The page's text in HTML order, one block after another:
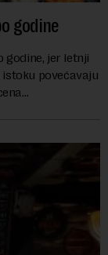
godine
godine, jer letnji
povećavaju